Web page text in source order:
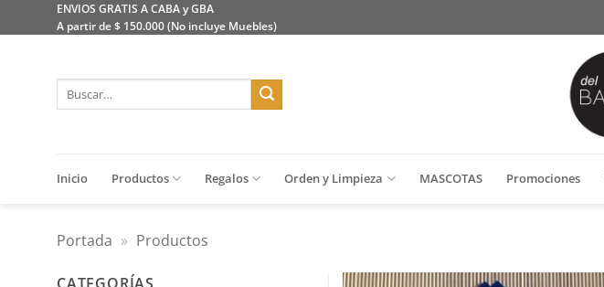
al
ENVIOS GRATIS A CABA y GBA
A partir de $ 150.000 (No incluye Muebles)
Buscar
Inicio Productos Regalos Orden y Limpieza MASCOTAS Promociones
Portada » Productos